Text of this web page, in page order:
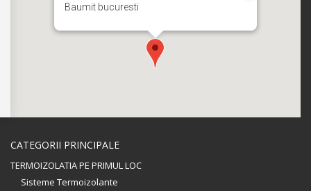
Baumit bucuresti
CATEGORII PRINCIPALE
TERMOIZOLATIA PE PRIMUL LOC
Sisteme Termoizolante